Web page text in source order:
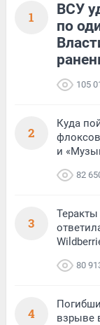
1
ВСУ
по
105
2
Куда
и
82
3
80
4
взрыве